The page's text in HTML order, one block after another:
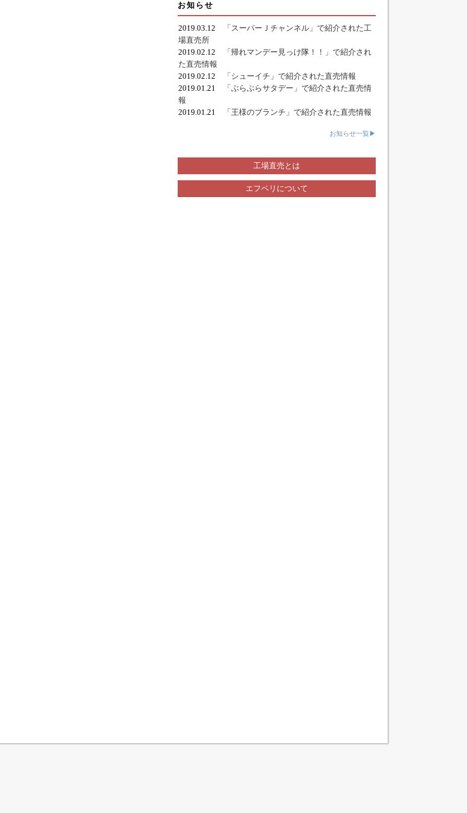
お知らせ
2019.03.12
「スーパーＪチャンネル」で紹介された工
場直売所
2019.02.12
「帰れマンデー見っけ隊！！」で紹介され
た直売情報
2019.02.12
「シューイチ」で紹介された直売情報
2019.01.21
「ぶらぶらサタデー」で紹介された直売情
報
2019.01.21
「王様のブランチ」で紹介された直売情報
お知らせ一覧▶
工場直売とは
エフペリについて